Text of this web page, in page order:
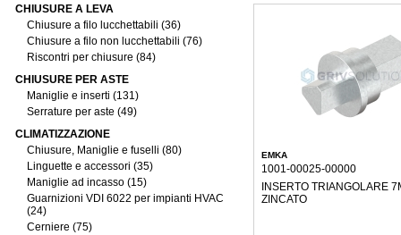
CHIUSURE A LEVA
Chiusure a filo lucchettabili (36)
Chiusure a filo non lucchettabili (76)
Riscontri per chiusure (84)
CHIUSURE PER ASTE
Maniglie e inserti (131)
Serrature per aste (49)
CLIMATIZZAZIONE
Chiusure, Maniglie e fuselli (80)
Linguette e accessori (35)
Maniglie ad incasso (15)
Guarnizioni VDI 6022 per impianti HVAC
(24)
Cerniere (75)
EMKA
1001-00025-00000
INSERTO TRIANGOLARE
ZINCATO